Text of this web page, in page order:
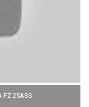
FZ 25ABS